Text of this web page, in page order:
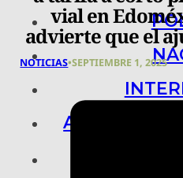
ARTE,
vial en
advierte que el
NOTICIAS•SEPTIEMBRE 1, 2025